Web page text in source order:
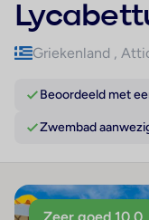
Griekenland ,
Beoordeeld met
Zwembad